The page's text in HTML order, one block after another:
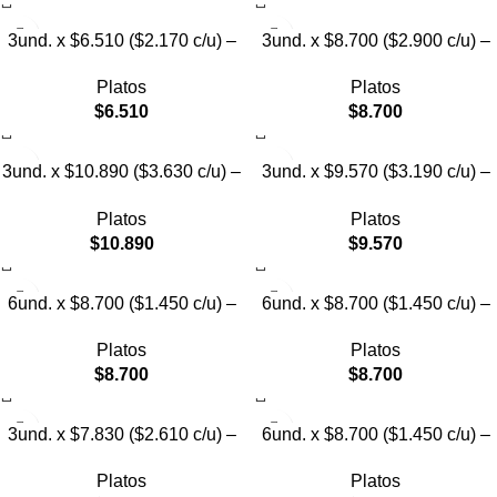
3und. x $6.510 ($2.170 c/u) –
Platos
$6.510
3und. x $8.700 ($2.900 c/u) –
Mascotas
Platos
$8.700
3und. x $10.890 ($3.630 c/u) –
Mascotas
Platos
$10.890
3und. x $9.570 ($3.190 c/u) –
Platos
$9.570
6und. x $8.700 ($1.450 c/u) –
Platos
$8.700
6und. x $8.700 ($1.450 c/u) –
Floral
Platos
$8.700
3und. x $7.830 ($2.610 c/u) –
Platos
6und. x $8.700 ($1.450 c/u) –
Mascotas
Platos